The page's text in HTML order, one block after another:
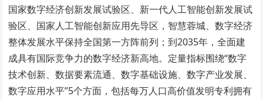
国家数字经济创新发展试验区、新一代人工智能创新发展试
验区、国家人工智能创新应用先导区，智慧蓉城、数字经济
整体发展水平保持全国第一方阵前列；到2035年，全面建
成具有国际竞争力的数字经济新高地。定量指标围绕“数字
技术创新、数据要素流通、数字基础设施、数字产业发展、
数字应用水平”5个方面，包括每万人口高价值发明专利拥有